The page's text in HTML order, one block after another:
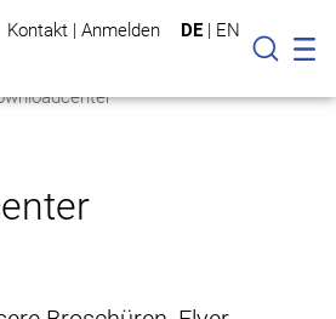
Kontakt | Anmelden DE | EN
Suche